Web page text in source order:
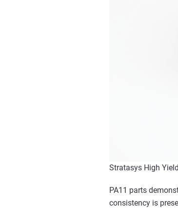
Stratasys High
PA11 parts
consistency is